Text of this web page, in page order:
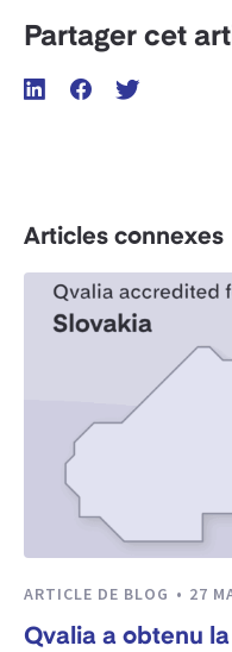
Partager cet
Articles connexes
ARTICLE DE BLOG 27
Qvalia a obtenu